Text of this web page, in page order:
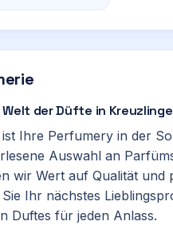
der Düfte in
ist Ihre Perfumery in der
Auswahl an
wir Wert auf Qualität und
Ihr nächstes
Duftes für jeden Anlass.